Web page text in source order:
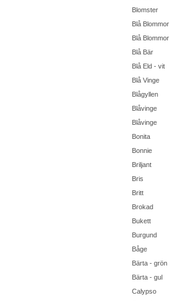
Blomster
Blå Blommor
Blå Blommor
Blå Bär
Blå Eld - vit
Blå Vinge
Blågyllen
Blåvinge
Blåvinge
Bonita
Bonnie
Briljant
Bris
Britt
Brokad
Bukett
Burgund
Båge
Bärta - grön
Bärta - gul
Calypso